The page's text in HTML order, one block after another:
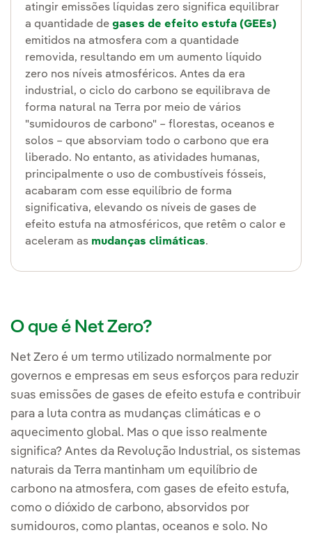
atingir emissões líquidas zero significa equilibrar
a quantidade de gases de efeito estufa (GEEs)
emitidos na atmosfera com a quantidade
removida, resultando em um aumento líquido
zero nos níveis atmosféricos. Antes da era
industrial, o ciclo do carbono se equilibrava de
forma natural na Terra por meio de vários
"sumidouros de carbono" – florestas, oceanos e
solos – que absorviam todo o carbono que era
liberado. No entanto, as atividades humanas,
principalmente o uso de combustíveis fósseis,
acabaram com esse equilíbrio de forma
significativa, elevando os níveis de gases de
efeito estufa na atmosféricos, que retêm o calor e
aceleram as mudanças climáticas.
O que é Net Zero?
Net Zero é um termo utilizado normalmente por
governos e empresas em seus esforços para reduzir
suas emissões de gases de efeito estufa e contribuir
para a luta contra as mudanças climáticas e o
aquecimento global. Mas o que isso realmente
significa? Antes da Revolução Industrial, os sistemas
naturais da Terra mantinham um equilíbrio de
carbono na atmosfera, com gases de efeito estufa,
como o dióxido de carbono, absorvidos por
sumidouros, como plantas, oceanos e solo. No